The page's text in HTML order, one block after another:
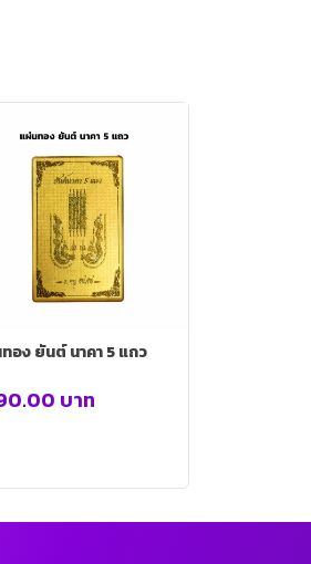
อง ยันต์ นาคา 5 แถว
บาท